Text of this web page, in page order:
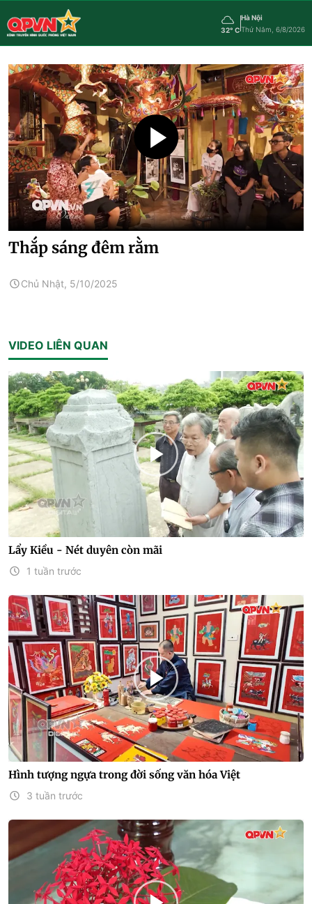
32° C
Hà Nội
Thứ Năm, 6/8/2026
Thắp sáng đêm rằm
Chủ Nhật, 5/10/2025
VIDEO LIÊN QUAN
Lẩy Kiều - Nét duyên còn mãi
1 tuần trước
Hình tượng ngựa trong đời sống văn hóa Việt
3 tuần trước